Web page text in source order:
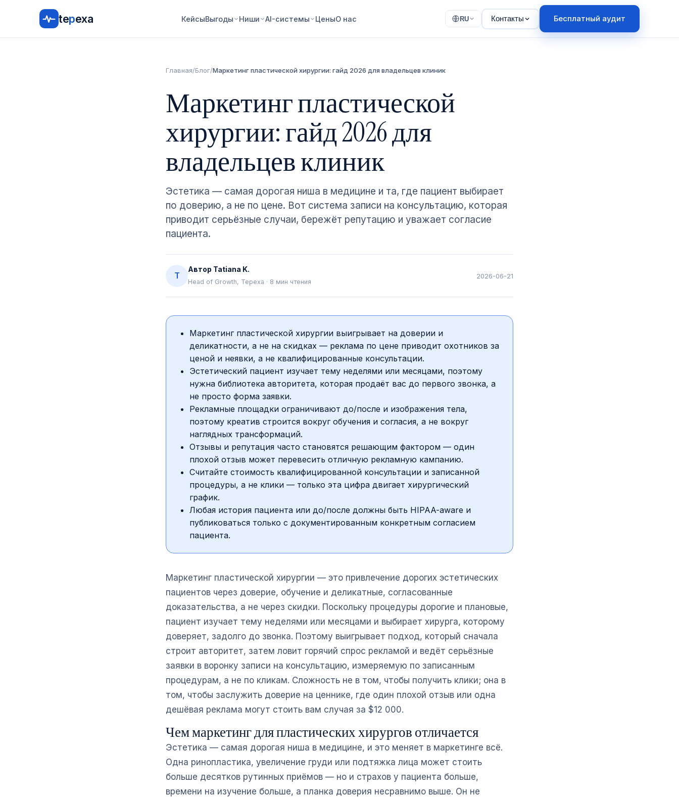
tepexa КейсыВыгоды Ниши AI-системы ЦеныО нас RU Контакты Бесплатный аудит
Главная/Блог/Маркетинг пластической хирургии: гайд 2026 для владельцев клиник
Маркетинг пластической
хирургии: гайд 2026 для
владельцев клиник
Эстетика — самая дорогая ниша в медицине и та, где пациент выбирает
по доверию, а не по цене. Вот система записи на консультацию, которая
приводит серьёзные случаи, бережёт репутацию и уважает согласие
пациента.
T
Автор Tatiana K.
Head of Growth, Tepexa · 8 мин чтения
2026-06-21
Маркетинг пластической хирургии выигрывает на доверии и
деликатности, а не на скидках — реклама по цене приводит охотников за
ценой и неявки, а не квалифицированные консультации.
Эстетический пациент изучает тему неделями или месяцами, поэтому
нужна библиотека авторитета, которая продаёт вас до первого звонка, а
не просто форма заявки.
Рекламные площадки ограничивают до/после и изображения тела,
поэтому креатив строится вокруг обучения и согласия, а не вокруг
наглядных трансформаций.
Отзывы и репутация часто становятся решающим фактором — один
плохой отзыв может перевесить отличную рекламную кампанию.
Считайте стоимость квалифицированной консультации и записанной
процедуры, а не клики — только эта цифра двигает хирургический
график.
Любая история пациента или до/после должны быть HIPAA-aware и
публиковаться только с документированным конкретным согласием
пациента.
Маркетинг пластической хирургии — это привлечение дорогих эстетических
пациентов через доверие, обучение и деликатные, согласованные
доказательства, а не через скидки. Поскольку процедуры дорогие и плановые,
пациент изучает тему неделями или месяцами и выбирает хирурга, которому
доверяет, задолго до звонка. Поэтому выигрывает подход, который сначала
строит авторитет, затем ловит горячий спрос рекламой и ведёт серьёзные
заявки в воронку записи на консультацию, измеряемую по записанным
процедурам, а не по кликам. Сложность не в том, чтобы получить клики; она в
том, чтобы заслужить доверие на ценнике, где один плохой отзыв или одна
дешёвая реклама могут стоить вам случая за $12 000.
Чем маркетинг для пластических хирургов отличается
Эстетика — самая дорогая ниша в медицине, и это меняет в маркетинге всё.
Одна ринопластика, увеличение груди или подтяжка лица может стоить
больше десятков рутинных приёмов — но и страхов у пациента больше,
времени на изучение больше, а планка доверия несравнимо выше. Он не